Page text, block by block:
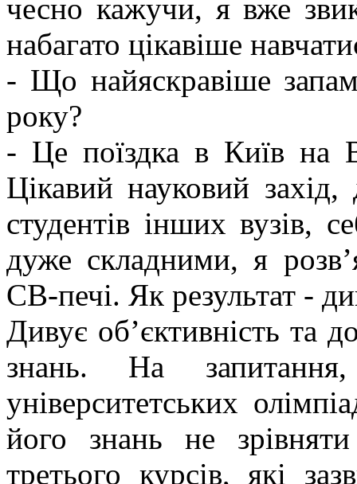
чесно кажучи, я вже
набагато цікавіше
- Що найяскравіше
року?
- Це поїздка в Київ на
Цікавий науковий
студентів інших вузів,
дуже складними, я
СВ-печі. Як результат -
Дивує об’єктивність та
знань. На
університетських
його знань не
третього курсів, які